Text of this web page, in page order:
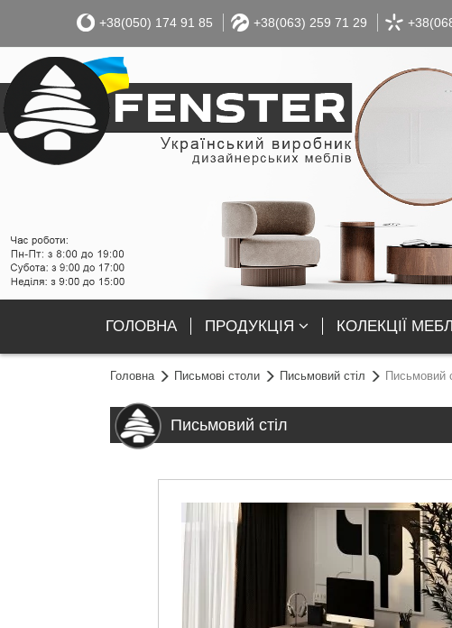
+38(050) 174 91 85 +38(063) 259 71 29
ГОЛОВНА ПРОДУКЦІЯ КОЛЕКЦІЇ
Головна Письмові столи Письмовий стіл Письмовий
Письмовий стіл